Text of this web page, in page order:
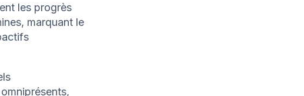
les progrès
marquant le